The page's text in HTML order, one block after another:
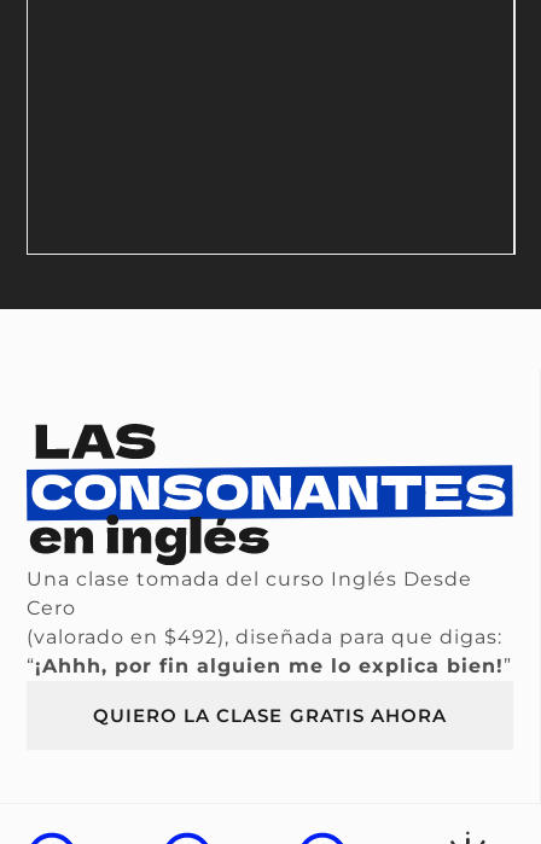
Una clase tomada del curso Inglés Desde
Cero
(valorado en $492), diseñada para que digas:
“¡Ahhh, por fin alguien me lo explica bien!”
QUIERO LA CLASE GRATIS AHORA